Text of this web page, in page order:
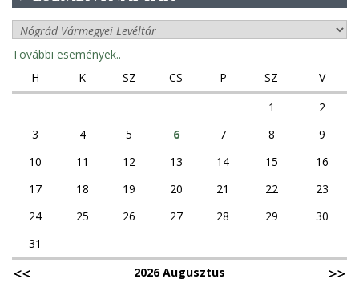
További események..
H
K SZ CS P SZ
V
1
2
3
4 5 6 7 8
9
10
11 12 13 14 15
16
17
18 19 20 21 22
23
24
25 26 27 28 29
30
31
2026 Augusztus